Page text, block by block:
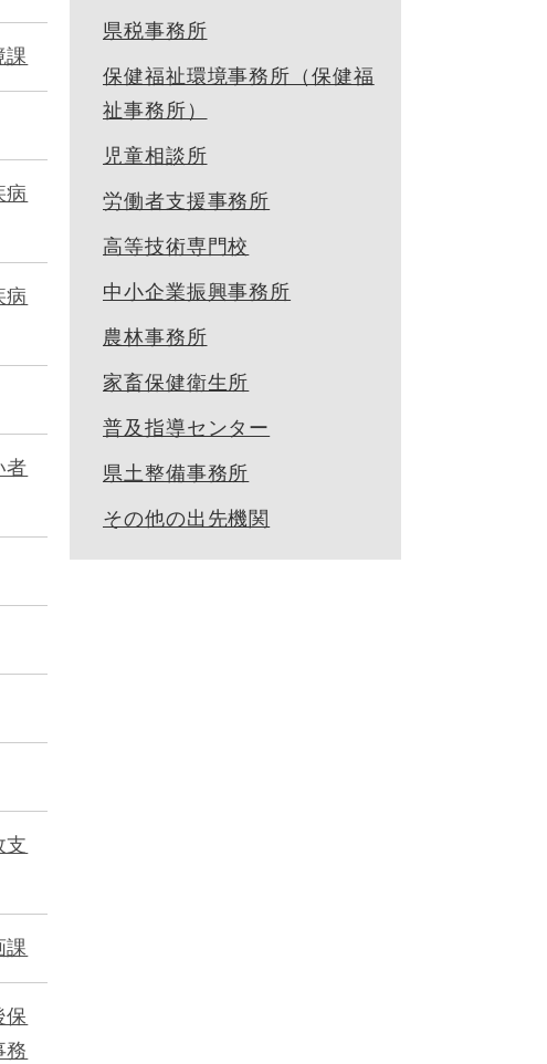
課
病
病
者
支
課
保
務
県税事務所
保健福祉環境事務所（保健福
祉事務所）
児童相談所
労働者支援事務所
高等技術専門校
中小企業振興事務所
農林事務所
家畜保健衛生所
普及指導センター
県土整備事務所
その他の出先機関